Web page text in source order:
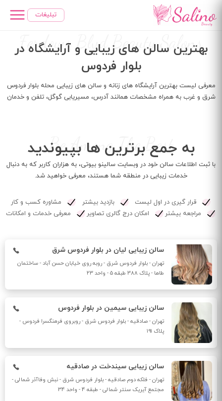
به
محتوای
تبلیغات
Ferdows Blvd Beauty Salons
بهترین سالن های زیبایی و آرایشگاه در
بلوار فردوس
معرفی لیست بهترین آرایشگاه های زنانه و سالن های زیبایی محله بلوار فردوس
شرق و غرب به همراه مشخصات همانند آدرس، مسیریابی گوگل، تلفن و خدمان
Be Among The Best
به جمع برترین ها بپیوندید
با ثبت اطلاعات سالن خود در وبسایت سالینو بیوتی، به هزاران کاربر که به دنبال
خدمات زیبایی در منطقه شما هستند، معرفی خواهید شد.
قرار گیری در اول لیست بازدید بیشتر
مشاوره کسب و کار
مراجعه بیشتر
امکان درج گالری تصاویر معرفی خدمات و امکانات
سالن زیبایی لیان در بلوار فردوس شرق
تهران - بلوار فردوس شرق - روبه روی خیابان حسن آباد - ساختمان
طاها - پلاک 388 طبقه ۵ - واحد ۲۳
سالن زیبایی سیمین در بلوار فردوس
تهران - صادقیه - بلوار فردوس شرق - روبروی فرهنگسرا فردوس -
پلاک ۱۹۱
سالن زیبایی سیندخت در صادقیه
تهران - فلکه دوم صادقیه - بلوار فردوس شرق - نبش وفاآذر شمالی -
مجتمع آیریک سنتر شمالی - طبقه 4 - واحد 34